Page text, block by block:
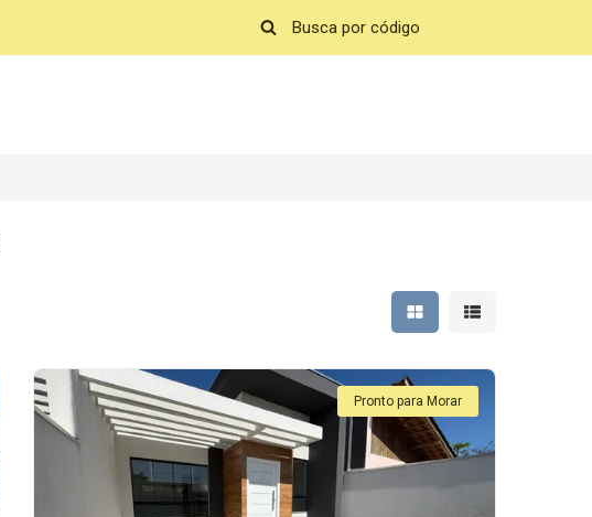
Mostrar resultados em
Mostrar
Pronto para Morar